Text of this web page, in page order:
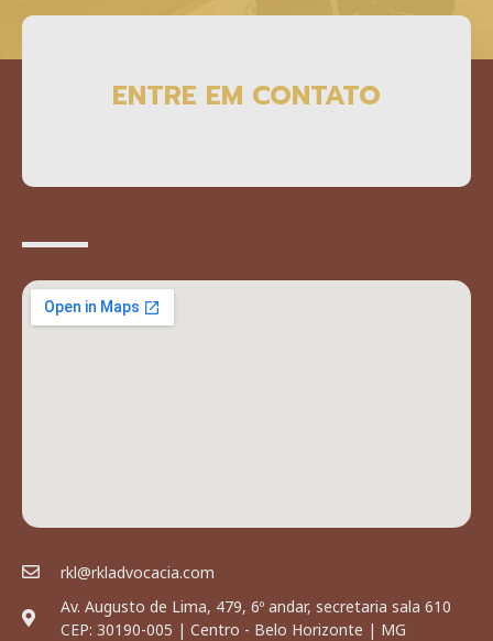
ENTRE EM CONTATO
rkl@rkladvocacia.com
Av. Augusto de Lima, 479, 6º andar, secretaria sala 610
CEP: 30190-005 | Centro - Belo Horizonte | MG